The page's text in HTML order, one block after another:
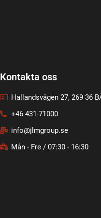
Kontakta oss
Hallandsvägen 27, 269 36
+46 431-71000
info@jlmgroup.se
Mån - Fre / 07:30 - 16:30